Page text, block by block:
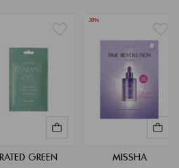
RATED GREEN
-38%
MISSHA